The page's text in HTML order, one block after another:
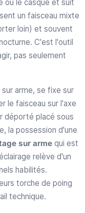
ou le casque et suit
un faisceau mixte
loin) et souvent
C'est l'outil
pas seulement
arme, se fixe sur
le faisceau sur l'axe
déporté placé sous
la possession d'une
sur arme qui est
relève d'un
habilités.
torche de poing
technique.